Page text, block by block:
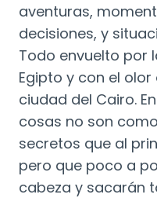
aventuras,
decisiones, y
Todo envuelto por
Egipto y con el
ciudad del Cairo.
cosas no son
secretos que al
pero que poco a
cabeza y sacarán